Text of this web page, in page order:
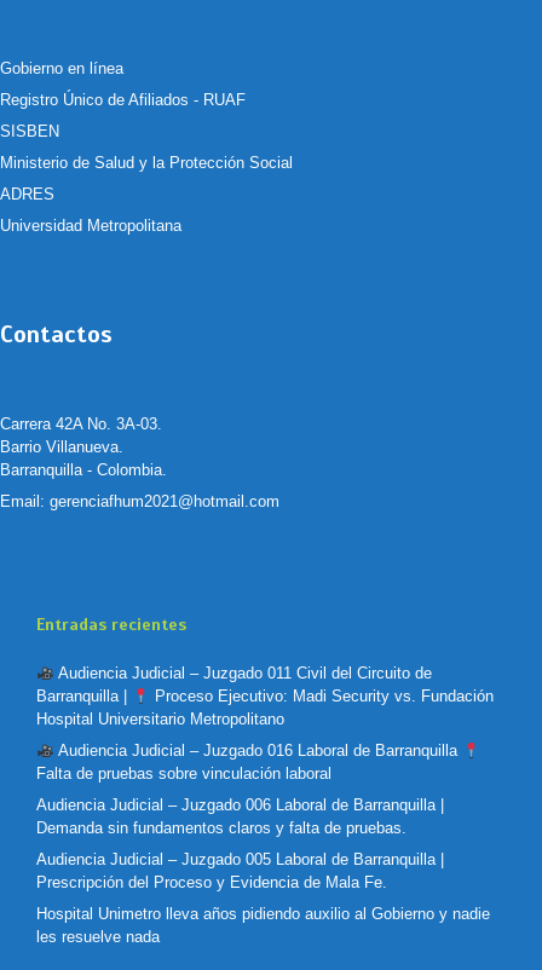
Gobierno en línea
Registro Único de Afiliados - RUAF
SISBEN
Ministerio de Salud y la Protección Social
ADRES
Universidad Metropolitana
Contactos
Carrera 42A No. 3A-03.
Barrio Villanueva.
Barranquilla - Colombia.
Email: gerenciafhum2021@hotmail.com
Entradas recientes
Audiencia Judicial – Juzgado 011 Civil del Circuito de
Barranquilla |
Proceso Ejecutivo: Madi Security vs. Fundación
Hospital Universitario Metropolitano
Audiencia Judicial – Juzgado 016 Laboral de Barranquilla
Falta de pruebas sobre vinculación laboral
Audiencia Judicial – Juzgado 006 Laboral de Barranquilla |
Demanda sin fundamentos claros y falta de pruebas.
Audiencia Judicial – Juzgado 005 Laboral de Barranquilla |
Prescripción del Proceso y Evidencia de Mala Fe.
Hospital Unimetro lleva años pidiendo auxilio al Gobierno y nadie
les resuelve nada